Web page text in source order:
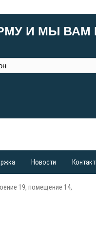
И МЫ ВАМ
Новости
19, помещение 14,